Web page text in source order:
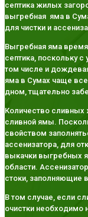
септика жилых
выгребная яма в
для чистки и
Выгребная яма
септика, поскольку
том числе и
яма в Сумах чаще
дном, тщательно
Количество сливных
сливной ямы.
свойством
ассенизатора, для
выкачки выгребных
области.
стоки, заполняющие
В том случае, если
очистки необходимо